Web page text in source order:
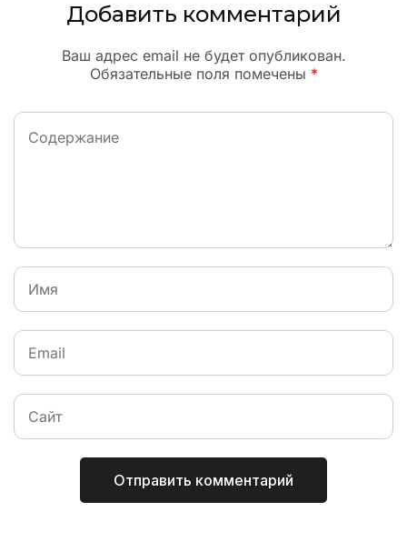
Добавить комментарий
Ваш адрес email не будет опубликован.
Обязательные поля помечены *